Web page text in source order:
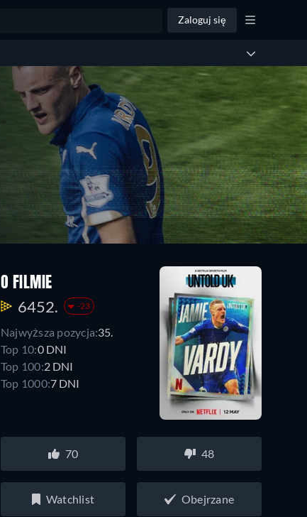
Zaloguj się
O FILMIE
6452. -23
Najwyższa pozycja:35.
Top 10:0 DNI
Top 100:2 DNI
Top 1000:7 DNI
70 48
Watchlist Obejrzane